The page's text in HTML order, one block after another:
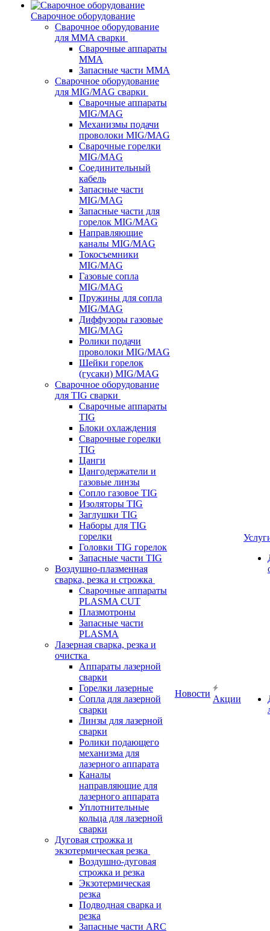
Сварочное оборудование
Сварочное оборудование
для MMA сварки
Сварочные аппараты
MMA
Запасные части MMA
Сварочное оборудование
для MIG/MAG сварки
Сварочные аппараты
MIG/MAG
Механизмы подачи
проволоки MIG/MAG
Сварочные горелки
MIG/MAG
Соединительный
кабель
Запасные части
MIG/MAG
Запасные части для
горелок MIG/MAG
Направляющие
каналы MIG/MAG
Токосъемники
MIG/MAG
Газовые сопла
MIG/MAG
Пружины для сопла
MIG/MAG
Диффузоры газовые
MIG/MAG
Ролики подачи
проволоки MIG/MAG
Шейки горелок
(гусаки) MIG/MAG
Сварочное оборудование
для TIG сварки
Сварочные аппараты
TIG
Блоки охлаждения
Сварочные горелки
TIG
Цанги
Цангодержатели и
газовые линзы
Сопло газовое TIG
Изоляторы TIG
Заглушки TIG
Наборы для TIG
горелки
Головки TIG горелок
Запасные части TIG
Воздушно-плазменная
сварка, резка и строжка
Сварочные аппараты
PLASMA CUT
Плазмотроны
Запасные части
PLASMA
Лазерная сварка, резка и
очистка
Аппараты лазерной
сварки
Горелки лазерные
Сопла для лазерной
сварки
Линзы для лазерной
сварки
Ролики подающего
механизма для
лазерного аппарата
Каналы
направляющие для
лазерного аппарата
Уплотнительные
кольца для лазерной
сварки
Дуговая строжка и
экзотермическая резка
Воздушно-дуговая
строжка и резка
Экзотермическая
резка
Подводная сварка и
резка
Запасные части ARC
Новости
Акции